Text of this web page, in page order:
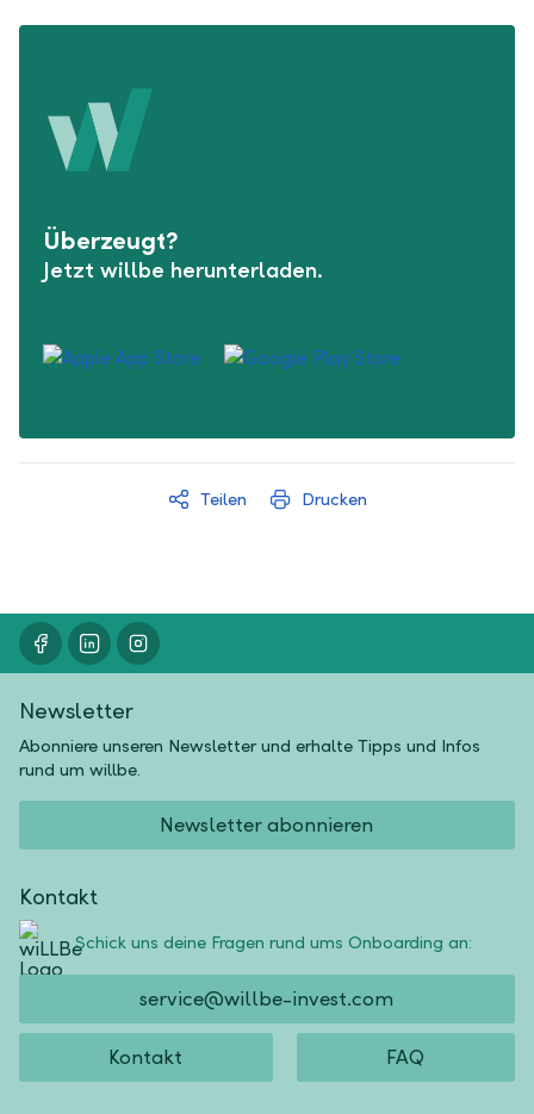
Überzeugt?
Jetzt willbe herunterladen.
Teilen Drucken
Newsletter
Abonniere unseren Newsletter und erhalte Tipps und Infos
rund um willbe.
Newsletter abonnieren
Kontakt
Schick uns deine Fragen rund ums Onboarding an:
service@willbe-invest.com
Kontakt FAQ